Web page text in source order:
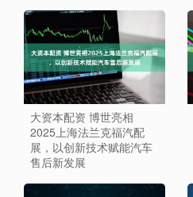
大资本配资 博世亮相
2025上海法兰克福汽配
展，以创新技术赋能汽车
售后新发展